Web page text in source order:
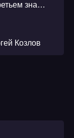
Операция Гроза или ошибка в третьем знаке. Книга 1
Козлов